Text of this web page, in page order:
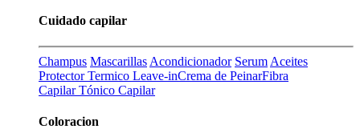
Cuidado capilar
Champus Mascarillas Acondicionador Serum Aceites
Protector Termico Leave-inCrema de PeinarFibra
CapilarTónico Capilar
Coloracion